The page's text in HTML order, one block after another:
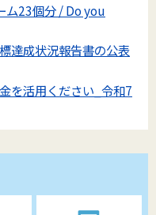
ム23個分 / Do you
達成状況報告書の公表
を活用ください_令和7